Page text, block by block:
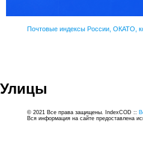
Почтовые индексы России, ОКАТО,
Улицы
© 2021 Все права защищены. IndexCOD ::
Вся информация на сайте предоставлена